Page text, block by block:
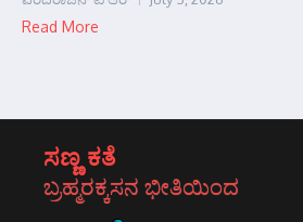
Read More
ಸಣ್ಣ ಕತೆ
ಬ್ರಹ್ಮರಕ್ಕಸನ ಭೀತಿಯಿಂದ